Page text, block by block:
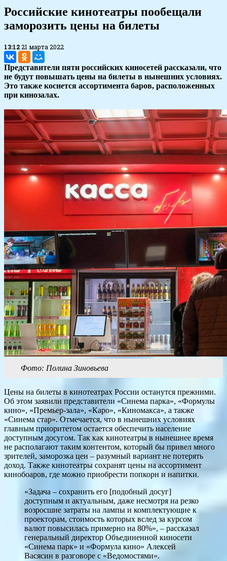
Российские кинотеатры пообещали
заморозить цены на билеты
13:1221 марта 2022
Представители пяти российских киносетей рассказали, что
не будут повышать цены на билеты в нынешних условиях.
Это также коснется ассортимента баров, расположенных
при кинозалах.
Фото: Полина Зиновьева
Цены на билеты в кинотеатрах России останутся прежними.
Об этом заявили представители «Синема парка», «Формулы
кино», «Премьер-зала», «Каро», «Киномакса», а также
«Синема стар». Отмечается, что в нынешних условиях
главным приоритетом остается обеспечить население
доступным досугом. Так как кинотеатры в нынешнее время
не располагают таким контентом, который бы привел много
зрителей, заморозка цен – разумный вариант не потерять
доход. Также кинотеатры сохранят цены на ассортимент
кинобоаров, где можно приобрести попкорн и напитки.
«Задача – сохранить его [подобный досуг]
доступным и актуальным, даже несмотря на резко
возросшие затраты на лампы и комплектующие к
проекторам, стоимость которых вслед за курсом
валют повысилась примерно на 80%», – рассказал
генеральный директор Объединенной киносети
«Синема парк» и «Формула кино» Алексей
Васясин в разговоре с «Ведомостями».